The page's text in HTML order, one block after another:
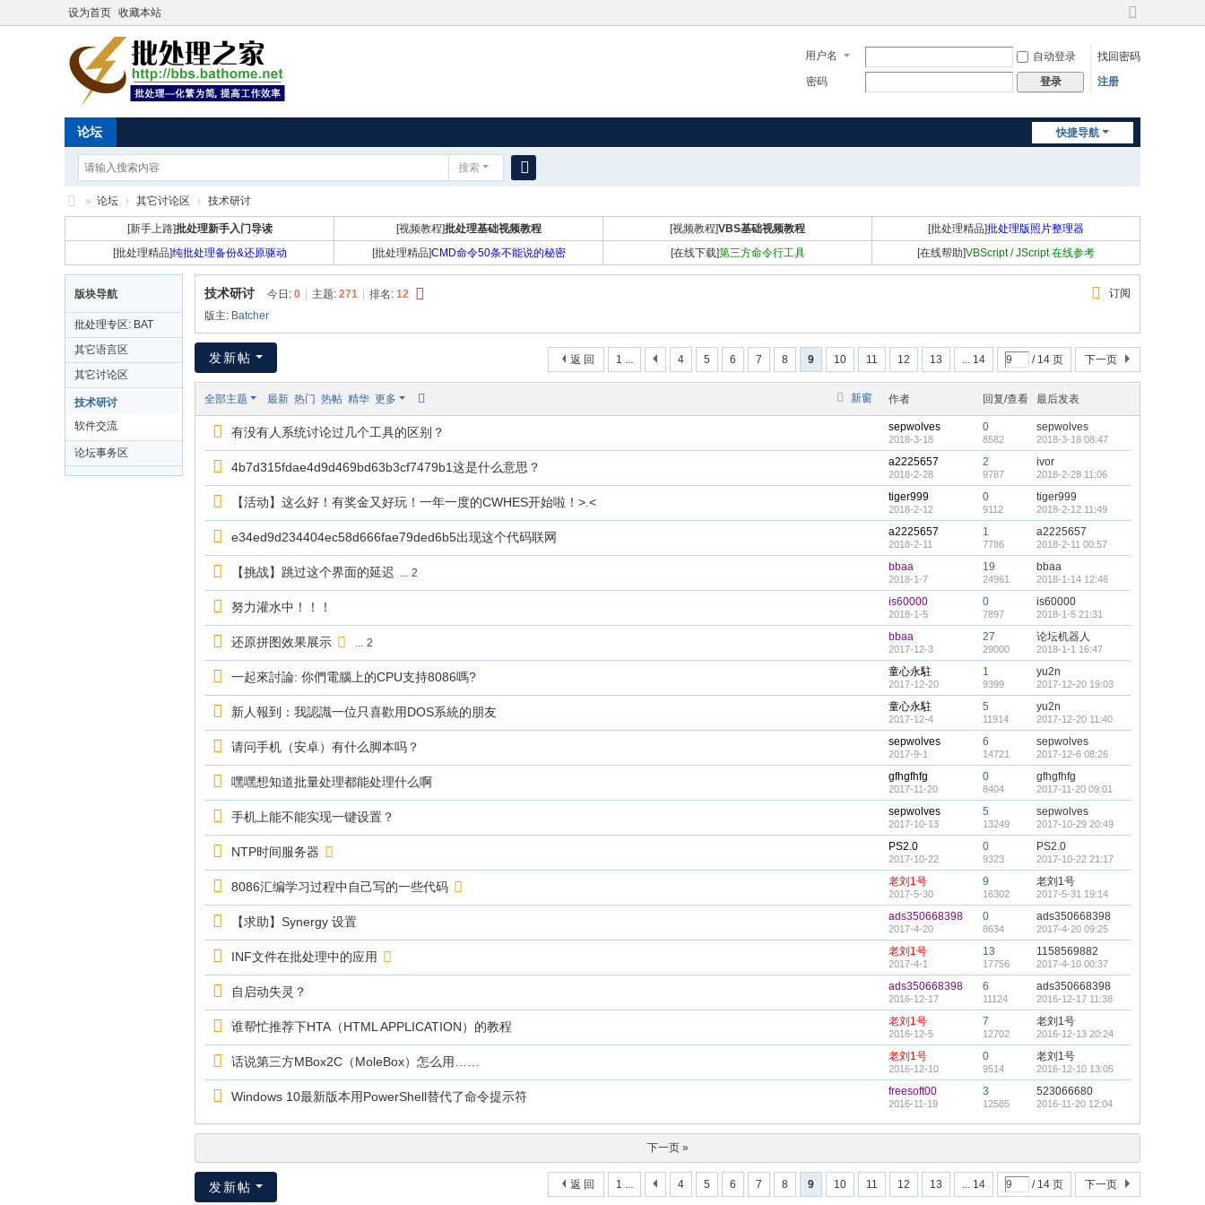
设为首页 收藏本站
切
到
用户名 自动登录
找回密码
密码
登录 注册
快捷导航
论坛
搜索
索
理
家
» 论坛 › 其它讨论区 › 技术研讨
[新手上路]批处理新手入门导读 [视频教程]批处理基础视频教程 [视频教程]VBS基础视频教程 [批处理精品]批处理版照片整理器
[批处理精品]纯批处理备份&还原驱动 [批处理精品]CMD命令50条不能说的秘密 [在线下载]第三方命令行工具 [在线帮助]VBScript / JScript 在线参考
版块导航
批处理专区: BAT
CMD DOS
其它语言区
其它讨论区
技术研讨
软件交流
论坛事务区
订阅
技术研讨 今日: 0 主题: 271 排名: 12
版主: Batcher
1 ... 4 5 6 7 8 9 10 11 12 13 ... 14 / 14 页 下一页
返 回
发新帖
新窗
全部主题 最新 热门 热帖 精华 更多 作者 回复/查看 最后发表
有没有人系统讨论过几个工具的区别？ sepwolves
2018-3-18
0
8582
sepwolves
2018-3-18 08:47
4b7d315fdae4d9d469bd63b3cf7479b1这是什么意思？ a2225657
2018-2-28
2
9787
ivor
2018-2-28 11:06
【活动】这么好！有奖金又好玩！一年一度的CWHES开始啦！>.< tiger999
2018-2-12
0
9112
tiger999
2018-2-12 11:49
e34ed9d234404ec58d666fae79ded6b5出现这个代码联网 a2225657
2018-2-11
1
7786
a2225657
2018-2-11 00:57
【挑战】跳过这个界面的延迟 ... 2 bbaa
2018-1-7
19
24961
bbaa
2018-1-14 12:46
努力灌水中！！！ is60000
2018-1-5
0
7897
is60000
2018-1-5 21:31
还原拼图效果展示 ... 2 bbaa
2017-12-3
27
29000
论坛机器人
2018-1-1 16:47
一起來討論: 你們電腦上的CPU支持8086嗎? 童心永駐
2017-12-20
1
9399
yu2n
2017-12-20 19:03
新人報到：我認識一位只喜歡用DOS系統的朋友 童心永駐
2017-12-4
5
11914
yu2n
2017-12-20 11:40
请问手机（安卓）有什么脚本吗？ sepwolves
2017-9-1
6
14721
sepwolves
2017-12-6 08:26
嘿嘿想知道批量处理都能处理什么啊 gfhgfhfg
2017-11-20
0
8404
gfhgfhfg
2017-11-20 09:01
手机上能不能实现一键设置？ sepwolves
2017-10-13
5
13249
sepwolves
2017-10-29 20:49
NTP时间服务器 PS2.0
2017-10-22
0
9323
PS2.0
2017-10-22 21:17
8086汇编学习过程中自己写的一些代码 老刘1号
2017-5-30
9
16302
老刘1号
2017-5-31 19:14
【求助】Synergy 设置 ads350668398
2017-4-20
0
8634
ads350668398
2017-4-20 09:25
INF文件在批处理中的应用 老刘1号
2017-4-1
13
17756
1158569882
2017-4-10 00:37
自启动失灵？ ads350668398
2016-12-17
6
11124
ads350668398
2016-12-17 11:38
谁帮忙推荐下HTA（HTML APPLICATION）的教程 老刘1号
2016-12-5
7
12702
老刘1号
2016-12-13 20:24
话说第三方MBox2C（MoleBox）怎么用…… 老刘1号
2016-12-10
0
9514
老刘1号
2016-12-10 13:05
Windows 10最新版本用PowerShell替代了命令提示符 freesoft00
2016-11-19
3
12585
523066680
2016-11-20 12:04
下一页 »
1 ... 4 5 6 7 8 9 10 11 12 13 ... 14 / 14 页 下一页
返 回
发新帖